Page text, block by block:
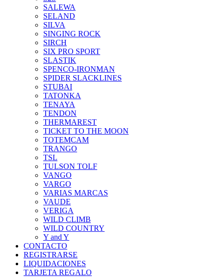
SALEWA
SELAND
SILVA
SINGING ROCK
SIRCH
SIX PRO SPORT
SLASTIK
SPENCO-IRONMAN
SPIDER SLACKLINES
STUBAI
TATONKA
TENAYA
TENDON
THERMAREST
TICKET TO THE MOON
TOTEMCAM
TRANGO
TSL
TULSON TOLF
VANGO
VARGO
VARIAS MARCAS
VAUDE
VERIGA
WILD CLIMB
WILD COUNTRY
Y and Y
CONTACTO
REGISTRARSE
LIQUIDACIONES
TARJETA REGALO